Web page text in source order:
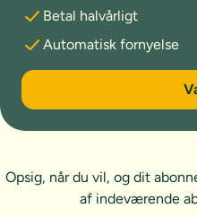
Betal halvårligt
Automatisk fornyelse
6 måneder
Opsig, når du vil, og dit
af indeværende